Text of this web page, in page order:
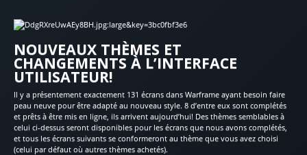
NOUVEAUX THÈMES ET
CHANGEMENTS À L’INTERFACE
UTILISATEUR!
Il y a présentement exactement 131 écrans dans Warframe ayant besoin faire
peau neuve pour être adapté au nouveau style. 8 d’entre eux sont complétés
et prêts à être mis en ligne, ils arrivent aujourd’hui! Des thèmes semblables à
celui ci-dessus seront disponibles pour les écrans que nous avons complétés,
et tous les écrans suivants se conformeront au thème que vous avez choisi
(celui par défaut où autres thèmes achetés).